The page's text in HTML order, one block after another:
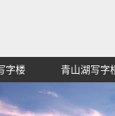
租出售,找高端高
字楼 青山湖写字